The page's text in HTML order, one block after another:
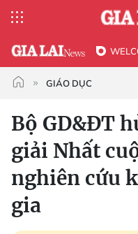
GIÁO DỤC
Bộ GD&ĐT
giải Nhất
nghiên cứu
gia